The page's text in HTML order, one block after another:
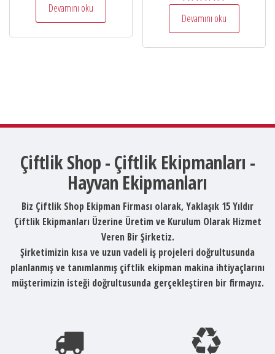
5.00
oy aldı
Devamını oku
5.00
oy aldı
Devamını oku
Çiftlik Shop - Çiftlik Ekipmanları -
Hayvan Ekipmanları
Biz Çiftlik Shop Ekipman Firması olarak, Yaklaşık 15 Yıldır
Çiftlik Ekipmanları Üzerine Üretim ve Kurulum Olarak Hizmet
Veren Bir Şirketiz.
Şirketimizin kısa ve uzun vadeli iş projeleri doğrultusunda
planlanmış ve tanımlanmış çiftlik ekipman makina ihtiyaçlarını
müşterimizin isteği doğrultusunda gerçekleştiren bir firmayız.